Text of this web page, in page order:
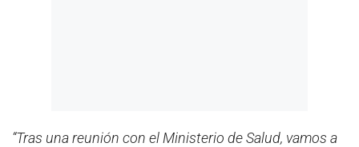
“Tras una reunión con el Ministerio de Salud, vamos a